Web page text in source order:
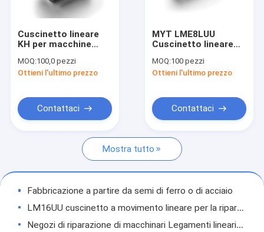
Cuscinetto di movimento lineare
Cuscinetto lineare di ritenuta in acciaio
Portamento lineare medio
cuscinetto a sfera lineare
Mini cuscinetto lineare
L'albero del cuscinetto lineare
Cuscinetto lineare
KH per macchine
MOQ:100,0 pezzi
Ottieni l'ultimo prezzo
Contattaci
MYT LME8LUU
Cuscinetto lineare
di costruzione 46
mm di lunghezza
MOQ:100 pezzi
Ottieni l'ultimo prezzo
Contattaci
Mostra tutto
Fabbricazione a partire da semi di ferro o di acciaio
LM16UU cuscinetto a movimento lineare per la riparazione di macchinari personalizzato
Negozi di riparazione di macchinari Legamenti lineari 8 mm per stampante 3D per stazioni di rotaia lineare CNC